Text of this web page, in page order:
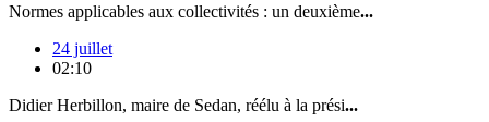
Normes applicables aux collectivités : un deuxième...
24 juillet
02:10
Didier Herbillon, maire de Sedan, réélu à la prési...